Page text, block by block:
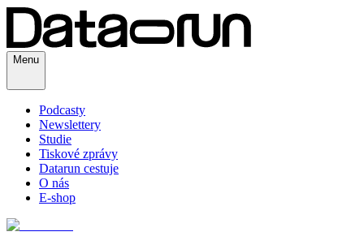
Menu
Podcasty
Newslettery
Studie
Tiskové zprávy
Datarun cestuje
O nás
E-shop